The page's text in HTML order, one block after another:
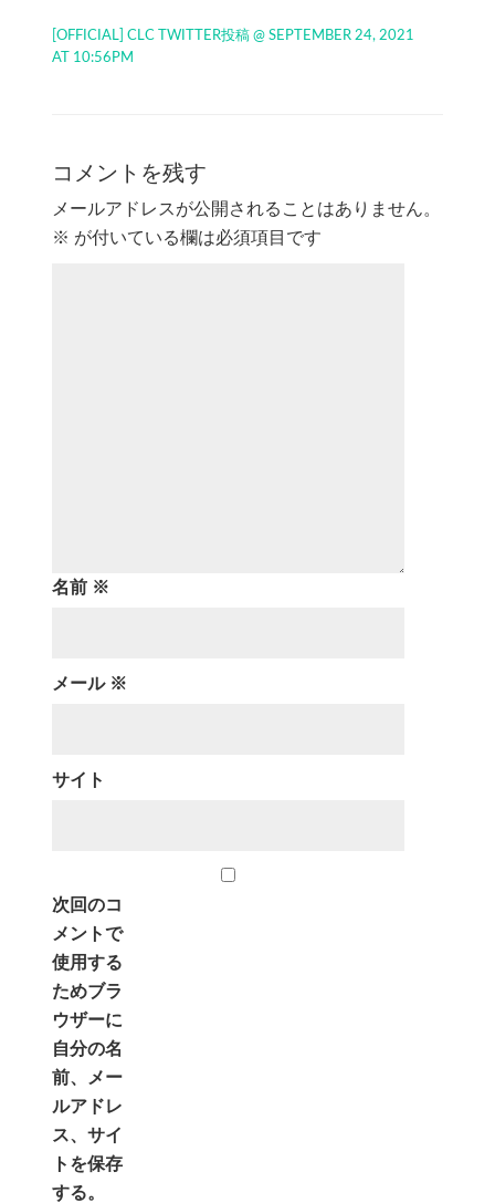
[OFFICIAL] CLC TWITTER投稿 @ SEPTEMBER 24, 2021
AT 10:56PM
コメントを残す
メールアドレスが公開されることはありません。
※ が付いている欄は必須項目です
名前 ※
メール ※
サイト
次回のコ
メントで
使用する
ためブラ
ウザーに
自分の名
前、メー
ルアドレ
ス、サイ
トを保存
する。